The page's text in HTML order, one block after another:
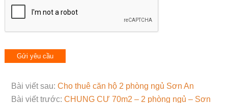
Bài viết sau: Cho thuê căn hộ 2 phòng ngủ Sơn An
Bài viết trước: CHUNG CƯ 70m2 – 2 phòng ngủ – Sơn